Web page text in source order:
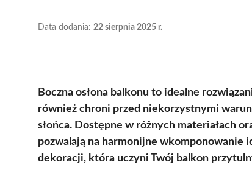
Data dodania: 22 sierpnia 2025 r.
Boczna osłona balkonu to idealne
również chroni przed niekorzystnymi
słońca. Dostępne w różnych materiałach
pozwalają na harmonijne wkomponowanie
dekoracji, która uczyni Twój balkon